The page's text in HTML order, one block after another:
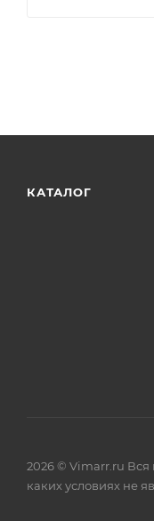
КАТАЛОГ
2026 © Vimarr.ru Вся
каких условиях не